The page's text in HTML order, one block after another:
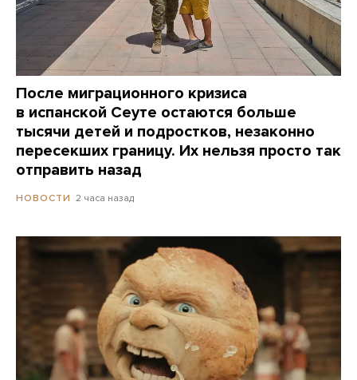
После миграционного кризиса
в испанской Сеуте остаются больше
тысячи детей и подростков, незаконно
пересекших границу. Их нельзя просто так
отправить назад
НОВОСТИ 2 часа назад